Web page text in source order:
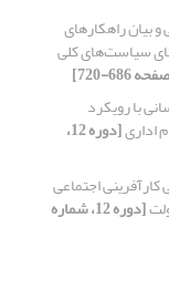
بیان راهکارهای
سیاست‌های کلی
با رویکرد
اداری [دوره 12،
اجتماعی
[دوره 12، شماره